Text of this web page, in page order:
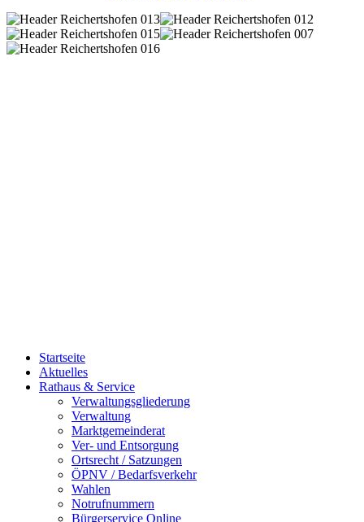
Startseite
Aktuelles
Rathaus & Service
Verwaltungsgliederung
Verwaltung
Marktgemeinderat
Ver- und Entsorgung
Ortsrecht / Satzungen
ÖPNV / Bedarfsverkehr
Wahlen
Notrufnummern
Bürgerservice Online